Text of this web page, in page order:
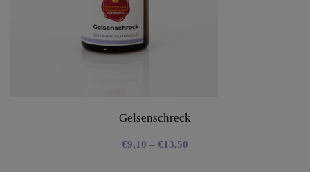
Gelsenschreck
€9,10 – €13,50